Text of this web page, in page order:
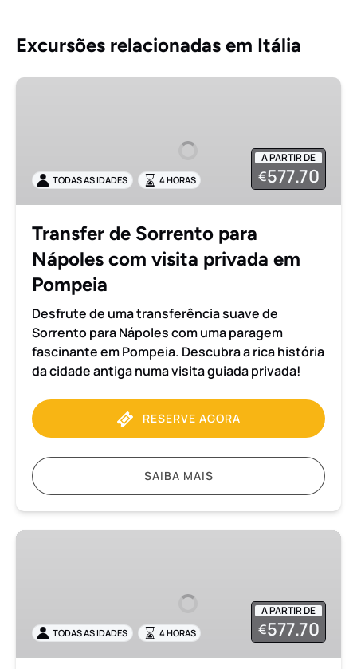
Excursões relacionadas em Itália
Transfer
com
visita
Pompeia
A PARTIR DE
€577.70
TODAS AS IDADES 4 HORAS
Transfer de Sorrento para
Nápoles com visita privada em
Pompeia
Desfrute de uma transferência suave de
Sorrento para Nápoles com uma paragem
fascinante em Pompeia. Descubra a rica história
da cidade antiga numa visita guiada privada!
RESERVE AGORA
SAIBA MAIS
Transfer
com
visita
A PARTIR DE
€577.70
TODAS AS IDADES 4 HORAS